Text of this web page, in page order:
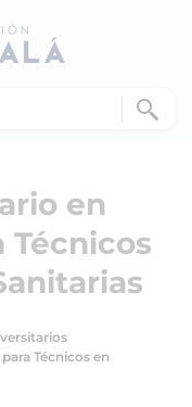
en
Técnicos
Técnicos en